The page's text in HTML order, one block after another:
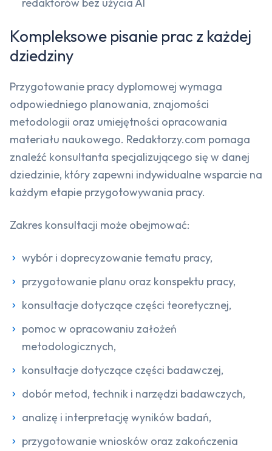
redaktorów bez użycia AI
Kompleksowe pisanie prac z każdej
dziedziny
Przygotowanie pracy dyplomowej wymaga
odpowiedniego planowania, znajomości
metodologii oraz umiejętności opracowania
materiału naukowego. Redaktorzy.com pomaga
znaleźć konsultanta specjalizującego się w danej
dziedzinie, który zapewni indywidualne wsparcie na
każdym etapie przygotowywania pracy.
Zakres konsultacji może obejmować:
wybór i doprecyzowanie tematu pracy,
przygotowanie planu oraz konspektu pracy,
konsultacje dotyczące części teoretycznej,
pomoc w opracowaniu założeń
metodologicznych,
konsultacje dotyczące części badawczej,
dobór metod, technik i narzędzi badawczych,
analizę i interpretację wyników badań,
przygotowanie wniosków oraz zakończenia